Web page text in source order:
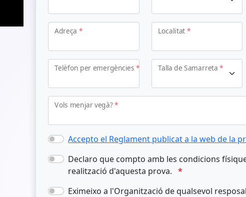
Adreça * Localitat *
Telèfon per emergències* Talla de Samarreta*
Vols menjar vegà?*
Accepto el Reglament publicat a la web de la
Declaro que compto amb les condicions
realització d'aquesta prova.*
Eximeixo a l'Organització de qualsevol